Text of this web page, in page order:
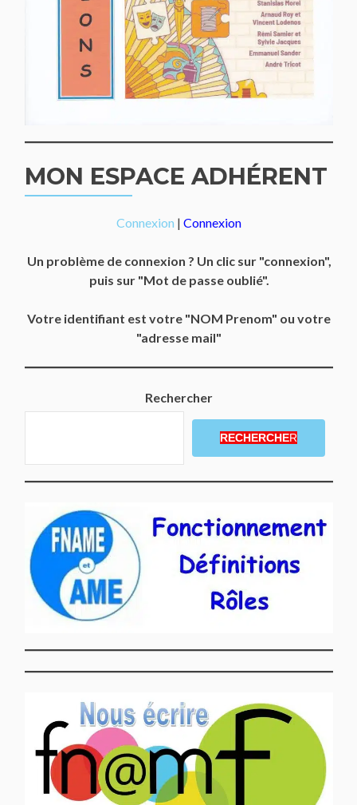
MON ESPACE ADHÉRENT
Connexion | Connexion
Un problème de connexion ? Un clic sur "connexion",
puis sur "Mot de passe oublié".
Votre identifiant est votre "NOM Prenom" ou votre
"adresse mail"
Rechercher
RECHERCHER